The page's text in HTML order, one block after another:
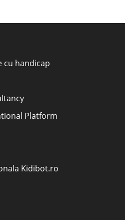
cu handicap
Platform
Kidibot.ro